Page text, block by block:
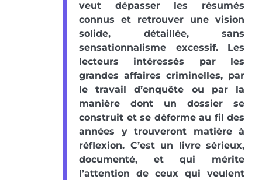
veut dépasser les résumés
connus et retrouver une vision
solide, détaillée, sans
sensationnalisme excessif. Les
lecteurs intéressés par les
grandes affaires criminelles, par
le travail d’enquête ou par la
manière dont un dossier se
construit et se déforme au fil des
années y trouveront matière à
réflexion. C’est un livre sérieux,
documenté, et qui mérite
l’attention de ceux qui veulent